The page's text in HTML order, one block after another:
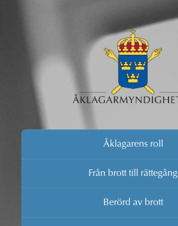
Åklagarens roll
Från brott till rättegång
Berörd av brott